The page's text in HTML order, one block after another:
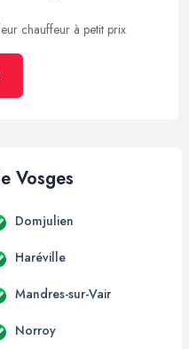
chauffeur à petit prix
Vosges
Domjulien
Haréville
Mandres-sur-Vair
Norroy